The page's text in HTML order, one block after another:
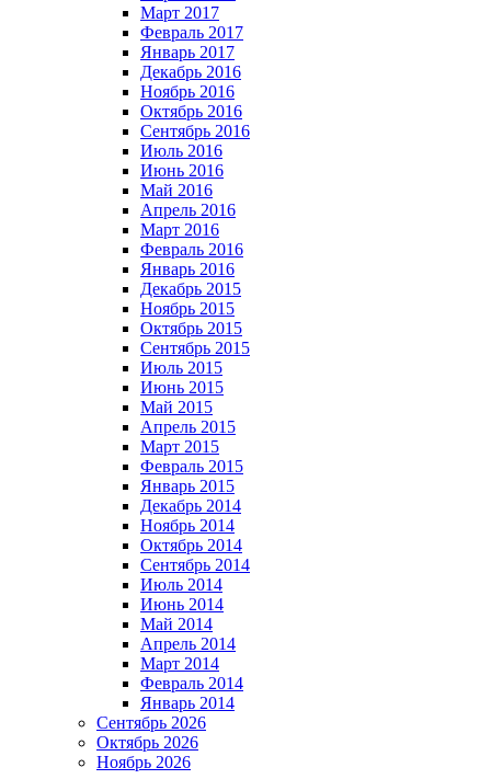
Март 2017
Февраль 2017
Январь 2017
Декабрь 2016
Ноябрь 2016
Октябрь 2016
Сентябрь 2016
Июль 2016
Июнь 2016
Май 2016
Апрель 2016
Март 2016
Февраль 2016
Январь 2016
Декабрь 2015
Ноябрь 2015
Октябрь 2015
Сентябрь 2015
Июль 2015
Июнь 2015
Май 2015
Апрель 2015
Март 2015
Февраль 2015
Январь 2015
Декабрь 2014
Ноябрь 2014
Октябрь 2014
Сентябрь 2014
Июль 2014
Июнь 2014
Май 2014
Апрель 2014
Март 2014
Февраль 2014
Январь 2014
Сентябрь 2026
Октябрь 2026
Ноябрь 2026